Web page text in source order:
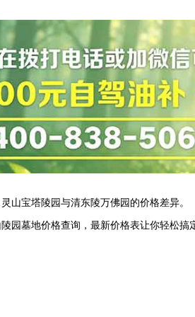
山宝塔陵园与清东陵万佛园的价格差异。
园墓地价格查询，最新价格表让你轻松搞